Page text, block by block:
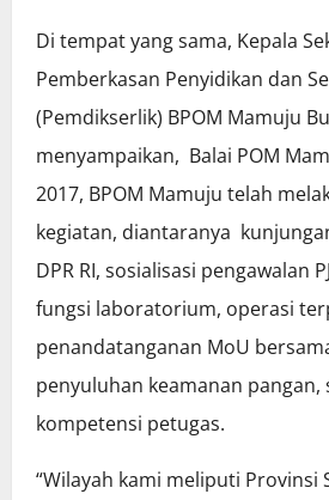
Di tempat yang sama, Kepala
Pemberkasan Penyidikan dan
(Pemdikserlik) BPOM Mamuju
menyampaikan, Balai POM
2017, BPOM Mamuju telah
kegiatan, diantaranya
DPR RI, sosialisasi pengawalan
fungsi laboratorium, operasi
penandatanganan MoU
penyuluhan keamanan
kompetensi petugas.
“Wilayah kami meliputi Provinsi